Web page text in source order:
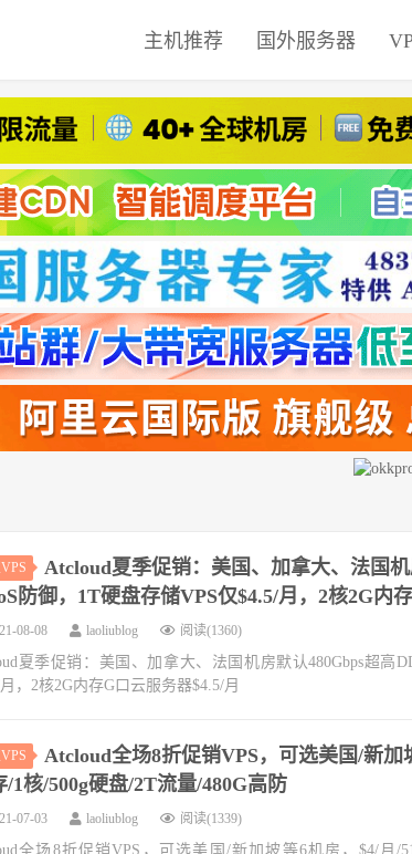
主机推荐 国外服务器
Atcloud夏季促销：美国、加拿大、法国
防御，1T硬盘存储VPS仅$4.5/月，2核2G内
08-08 laoliublog 阅读(1360)
夏季促销：美国、加拿大、法国机房默认480Gbps超高
，2核2G内存G口云服务器$4.5/月
Atcloud全场8折促销VPS，可选美国/新加
/1核/500g硬盘/2T流量/480G高防
07-03 laoliublog 阅读(1339)
全场8折促销VPS，可选美国/新加坡等6机房，$4/月/